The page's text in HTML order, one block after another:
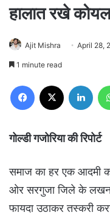
हालात रखे
Ajit Mishra April 28,
1 minute read
Facebook
गोल्डी गजोरिया की रिपोर्ट
समाज का हर एक आदमी
ओर सरगुजा जिले के
फायदा उठाकर तस्करी